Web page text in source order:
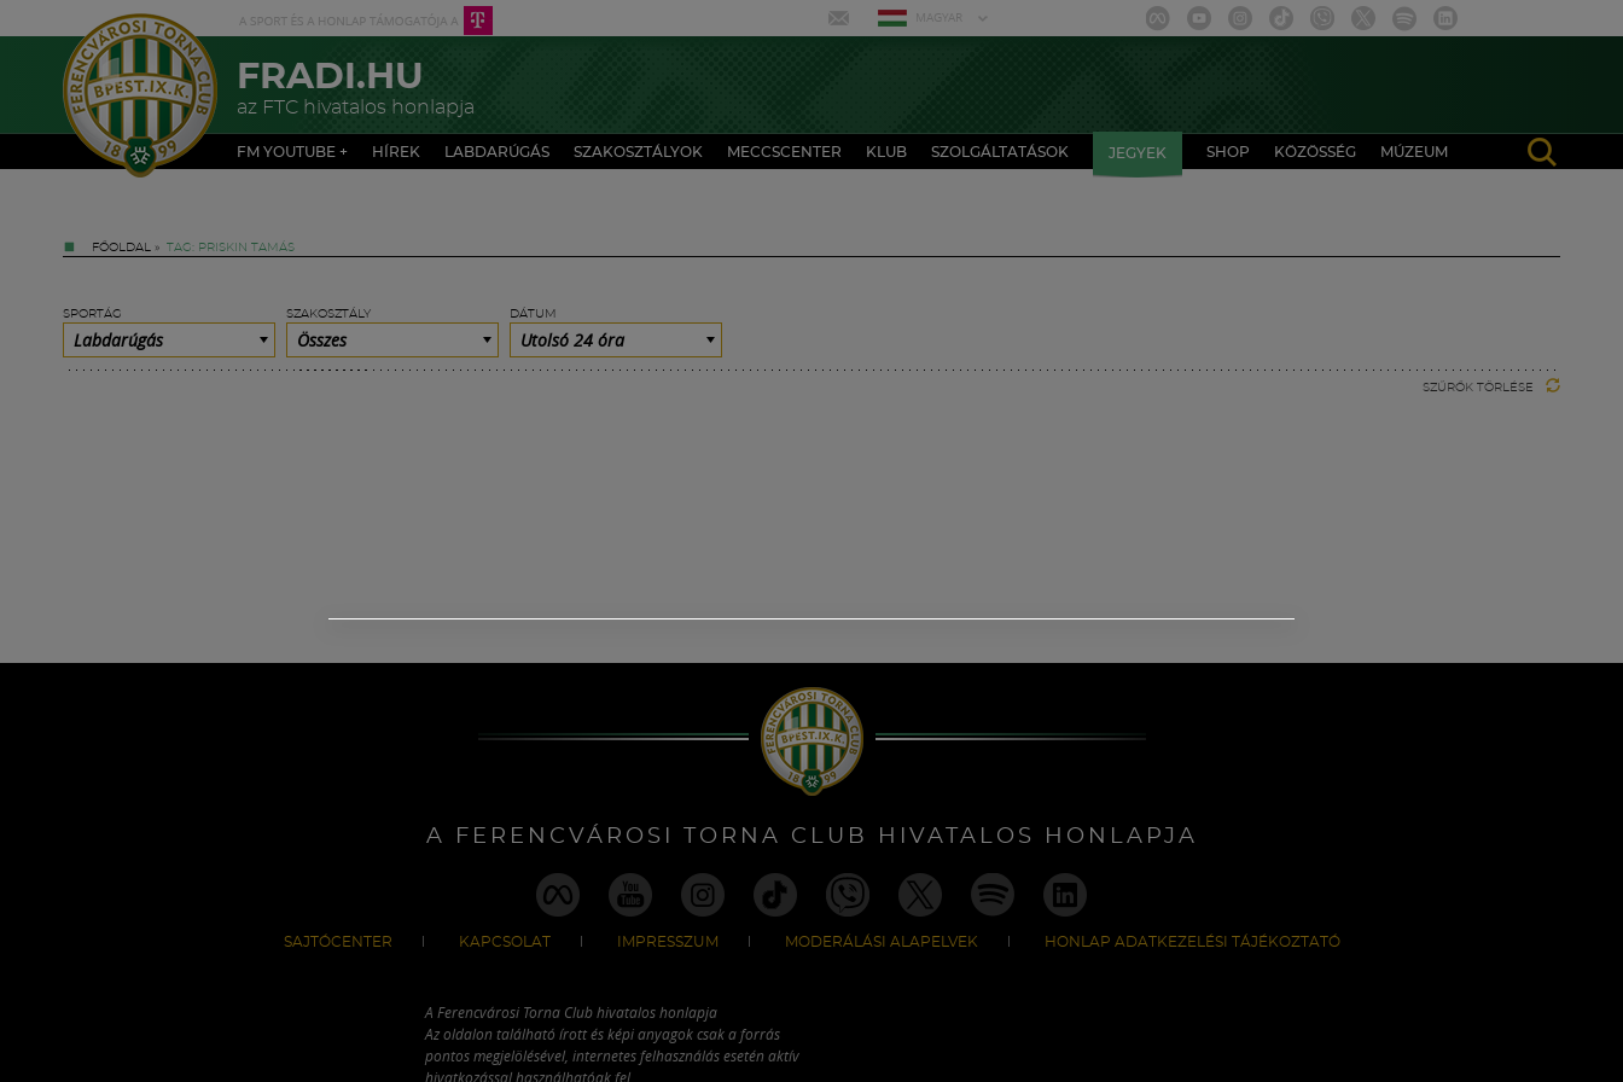
MAGYAR
FRADI.HU
az FTC hivatalos honlapja
FM YOUTUBE + HÍREK LABDARÚGÁS SZAKOSZTÁLYOK MECCSCENTER KLUB SZOLGÁLTATÁSOK JEGYEK SHOP KÖZÖSSÉG MÚZEUM
FŐOLDAL » TAG: PRISKIN TAMÁS
SPORTÁG
Labdarúgás
SZAKOSZTÁLY
Összes
DÁTUM
Utolsó 24 óra
SZŰRŐK TÖRLÉSE
A FERENCVÁROSI TORNA CLUB HIVATALOS HONLAPJA
SAJTÓCENTER KAPCSOLAT IMPRESSZUM MODERÁLÁSI ALAPELVEK HONLAP ADATKEZELÉSI TÁJÉKOZTATÓ
A Ferencvárosi Torna Club hivatalos honlapja
Az oldalon található írott és képi anyagok csak a forrás
pontos megjelölésével, internetes felhasználás esetén aktív
hivatkozással használhatóak fel.